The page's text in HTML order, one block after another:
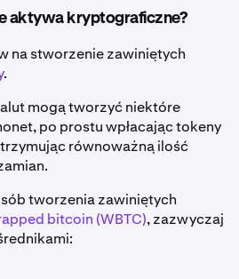
aktywa kryptograficzne?
na stworzenie zawiniętych
.
mogą tworzyć niektóre
po prostu wpłacając tokeny
równoważną ilość
tworzenia zawiniętych
bitcoin (WBTC), zazwyczaj